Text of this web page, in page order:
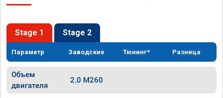
Stage 1 Stage 2
Параметр Заводские Тюнинг* Разница
Объем
двигателя
2.0 M260